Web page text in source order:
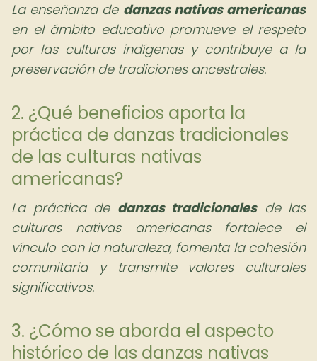
La enseñanza de danzas nativas americanas
en el ámbito educativo promueve el respeto
por las culturas indígenas y contribuye a la
preservación de tradiciones ancestrales.
2. ¿Qué beneficios aporta la
práctica de danzas tradicionales
de las culturas nativas
americanas?
La práctica de danzas tradicionalesde las
culturas nativas americanas fortalece el
vínculo con la naturaleza, fomenta la cohesión
comunitaria y transmite valores culturales
significativos.
3. ¿Cómo se aborda el aspecto
histórico de las danzas nativas